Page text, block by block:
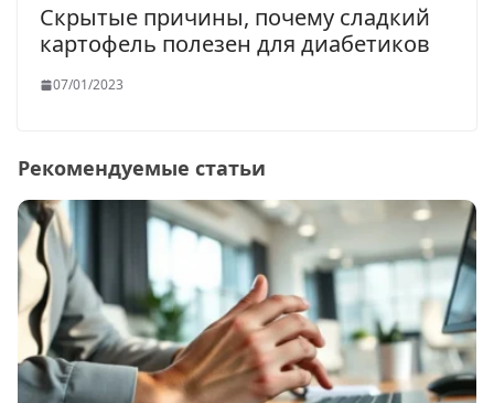
Скрытые причины, почему сладкий
картофель полезен для диабетиков
07/01/2023
Рекомендуемые статьи